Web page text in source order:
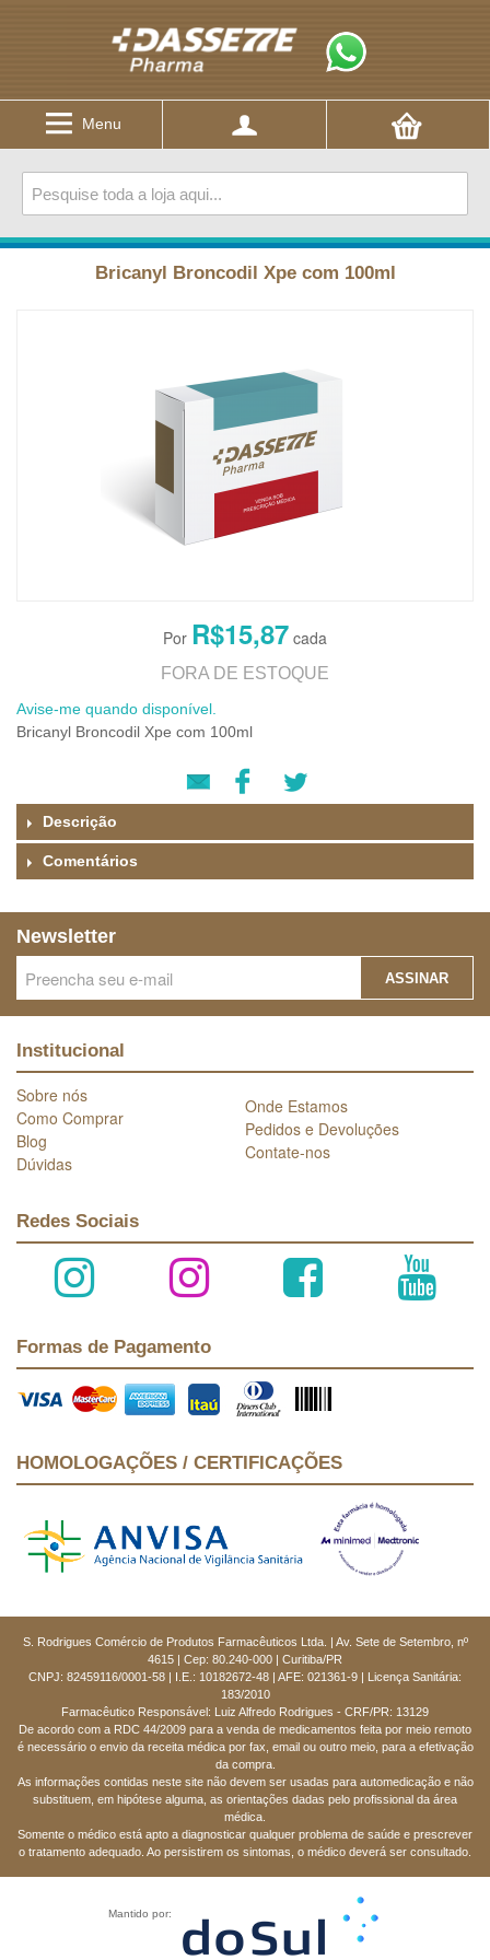
Menu
Bricanyl Broncodil Xpe com 100ml
R$15,87
FORA DE ESTOQUE
Avise-me quando disponível.
Bricanyl Broncodil Xpe com 100ml
Descrição
Comentários
Newsletter
ASSINAR
Institucional
Sobre nós
Como Comprar
Blog
Dúvidas
Onde Estamos
Pedidos e Devoluções
Contate-nos
Redes Sociais
Formas de Pagamento
HOMOLOGAÇÕES / CERTIFICAÇÕES
S. Rodrigues Comércio de Produtos Farmacêuticos Ltda. | Av. Sete de Setembro, nº
4615 | Cep: 80.240-000 | Curitiba/PR
CNPJ: 82459116/0001-58 | I.E.: 10182672-48 | AFE: 021361-9 | Licença Sanitária:
183/2010
Farmacêutico Responsável: Luiz Alfredo Rodrigues - CRF/PR: 13129
De acordo com a RDC 44/2009 para a venda de medicamentos feita por meio remoto
é necessário o envio da receita médica por fax, email ou outro meio, para a efetivação
da compra.
As informações contidas neste site não devem ser usadas para automedicação e não
substituem, em hipótese alguma, as orientações dadas pelo profissional da área
médica.
Somente o médico está apto a diagnosticar qualquer problema de saúde e prescrever
o tratamento adequado. Ao persistirem os sintomas, o médico deverá ser consultado.
Mantido por: